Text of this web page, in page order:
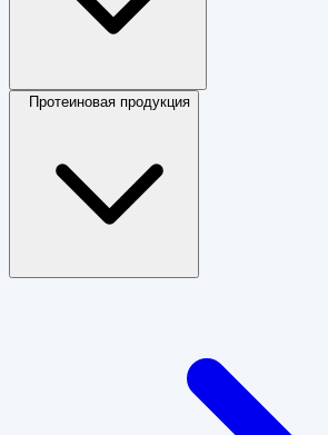
Протеиновая продукция